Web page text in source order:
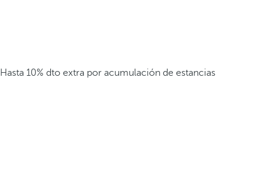
Hasta 10% dto extra por acumulación de estancias